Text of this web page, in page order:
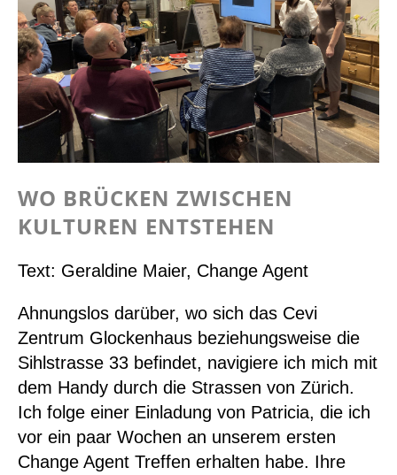
WO BRÜCKEN ZWISCHEN
KULTUREN ENTSTEHEN
Text: Geraldine Maier, Change Agent
Ahnungslos darüber, wo sich das Cevi
Zentrum Glockenhaus beziehungsweise die
Sihlstrasse 33 befindet, navigiere ich mich mit
dem Handy durch die Strassen von Zürich.
Ich folge einer Einladung von Patricia, die ich
vor ein paar Wochen an unserem ersten
Change Agent Treffen erhalten habe. Ihre